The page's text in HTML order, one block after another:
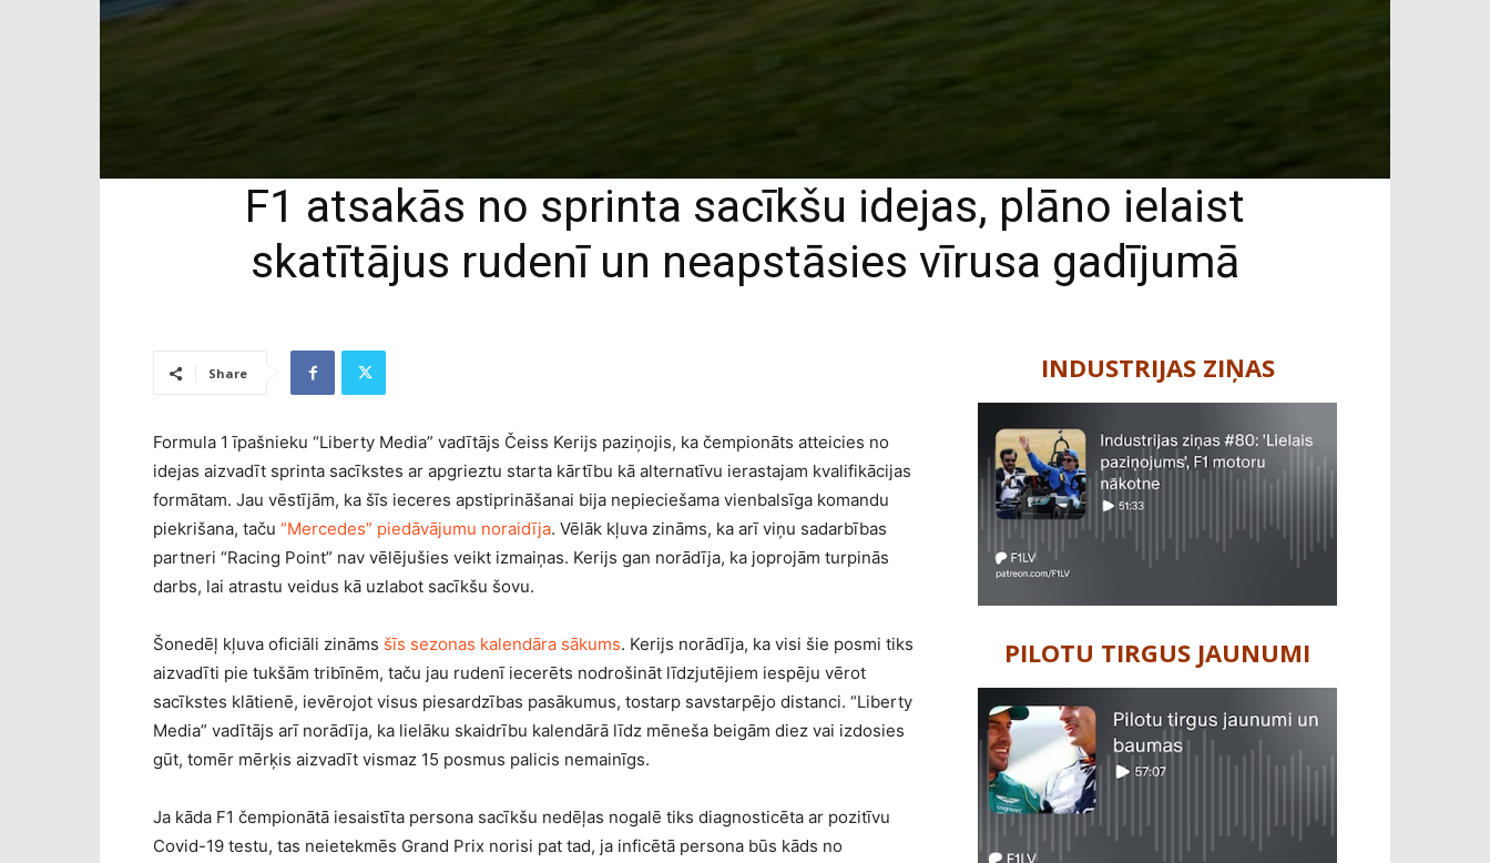
F1 atsakās no sprinta sacīkšu idejas, plāno ielaist
skatītājus rudenī un neapstāsies vīrusa gadījumā
Share
Formula 1 īpašnieku “Liberty Media” vadītājs Čeiss Kerijs paziņojis, ka čempionāts atteicies no
idejas aizvadīt sprinta sacīkstes ar apgrieztu starta kārtību kā alternatīvu ierastajam kvalifikācijas
formātam. Jau vēstījām, ka šīs ieceres apstiprināšanai bija nepieciešama vienbalsīga komandu
piekrišana, taču “Mercedes” piedāvājumu noraidīja. Vēlāk kļuva zināms, ka arī viņu sadarbības
partneri “Racing Point” nav vēlējušies veikt izmaiņas. Kerijs gan norādīja, ka joprojām turpinās
darbs, lai atrastu veidus kā uzlabot sacīkšu šovu.
Šonedēļ kļuva oficiāli zināms šīs sezonas kalendāra sākums. Kerijs norādīja, ka visi šie posmi tiks
aizvadīti pie tukšām tribīnēm, taču jau rudenī iecerēts nodrošināt līdzjutējiem iespēju vērot
sacīkstes klātienē, ievērojot visus piesardzības pasākumus, tostarp savstarpējo distanci. “Liberty
Media” vadītājs arī norādīja, ka lielāku skaidrību kalendārā līdz mēneša beigām diez vai izdosies
gūt, tomēr mērķis aizvadīt vismaz 15 posmus palicis nemainīgs.
Ja kāda F1 čempionātā iesaistīta persona sacīkšu nedēļas nogalē tiks diagnosticēta ar pozitīvu
Covid-19 testu, tas neietekmēs Grand Prix norisi pat tad, ja inficētā persona būs kāds no
INDUSTRIJAS ZIŅAS
PILOTU TIRGUS JAUNUMI